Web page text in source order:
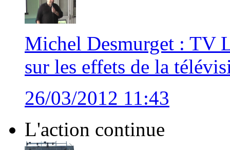
Michel Desmurget : TV
sur les effets de la
26/03/2012 11:43
L'action continue